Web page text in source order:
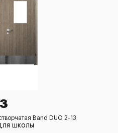
Band DUO 2-13
школы